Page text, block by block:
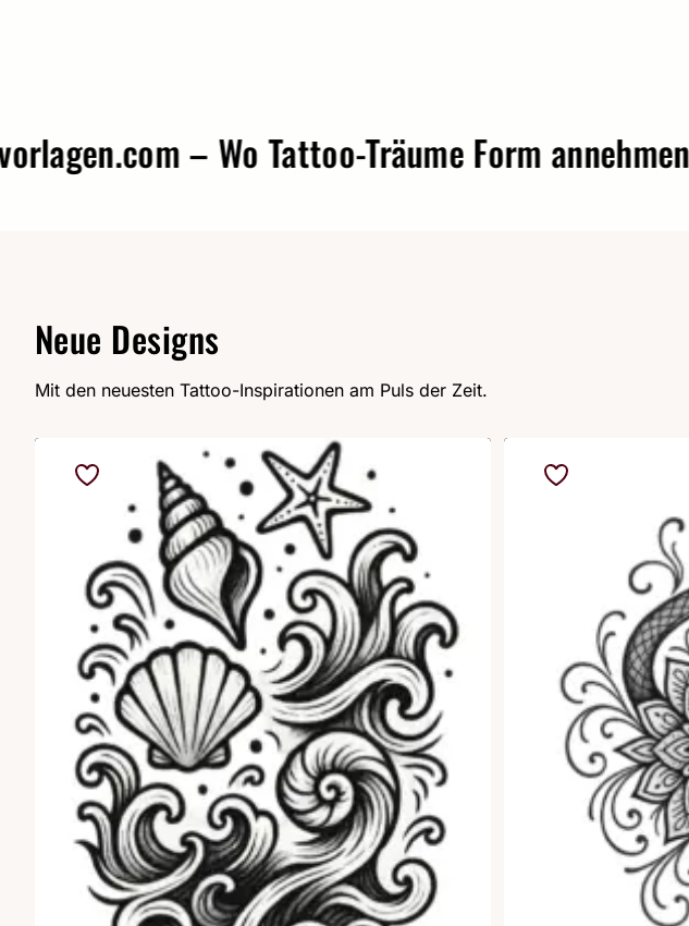
– Wo Tattoo-Träume Form annehmen.
Neue Designs
Mit den neuesten Tattoo-Inspirationen am Puls der Zeit.